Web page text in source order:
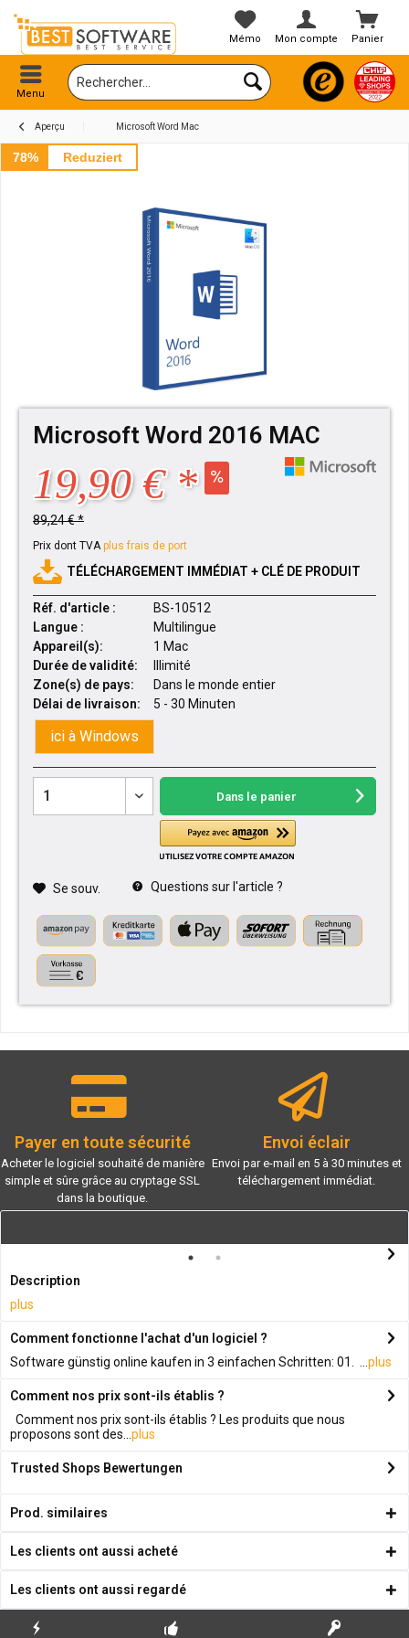
Panier
Mémo Mon compte
Menu
Aperçu Microsoft Word Mac
78% Reduziert
Microsoft Word 2016 MAC
19,90 € *
89,24 € *
Prix dont TVAplus frais de port
TÉLÉCHARGEMENT IMMÉDIAT + CLÉ DE PRODUIT
Réf. d'article :
BS-10512
Langue :
Multilingue
Appareil(s):
1 Mac
Durée de validité:
Illimité
Zone(s) de pays:
Dans le monde entier
Délai de livraison:
5 - 30 Minuten
ici à Windows
Dans le panier
Se souv. Questions sur l'article ?
Payer en toute sécurité
Acheter le logiciel souhaité de manière
simple et sûre grâce au cryptage SSL
dans la boutique.
Envoi éclair
Envoi par e-mail en 5 à 30 minutes et
téléchargement immédiat.
Description
plus
Comment fonctionne l'achat d'un logiciel ?
Software günstig online kaufen in 3 einfachen Schritten: 01. ... plus
Comment nos prix sont-ils établis ?
Comment nos prix sont-ils établis ? Les produits que nous
proposons sont des... plus
Trusted Shops Bewertungen
Prod. similaires
Les clients ont aussi acheté
Les clients ont aussi regardé